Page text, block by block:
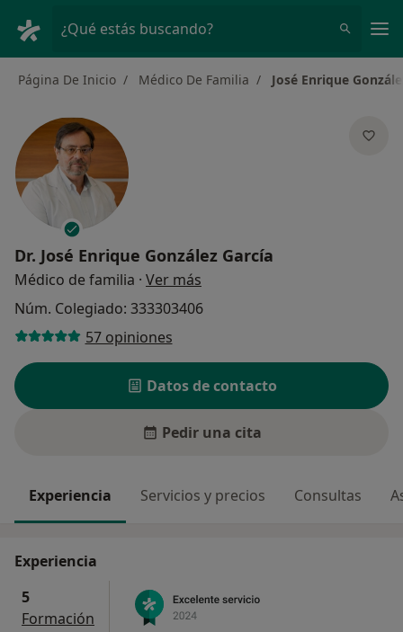
¿Qué estás buscando?
Página De Inicio Médico De Familia José Enrique
Dr. José Enrique González García
Médico de familia · Ver más
Núm. Colegiado: 333303406
57 opiniones
Datos de contacto
Pedir una cita
Experiencia Servicios y precios Consultas
Experiencia
5
Formación